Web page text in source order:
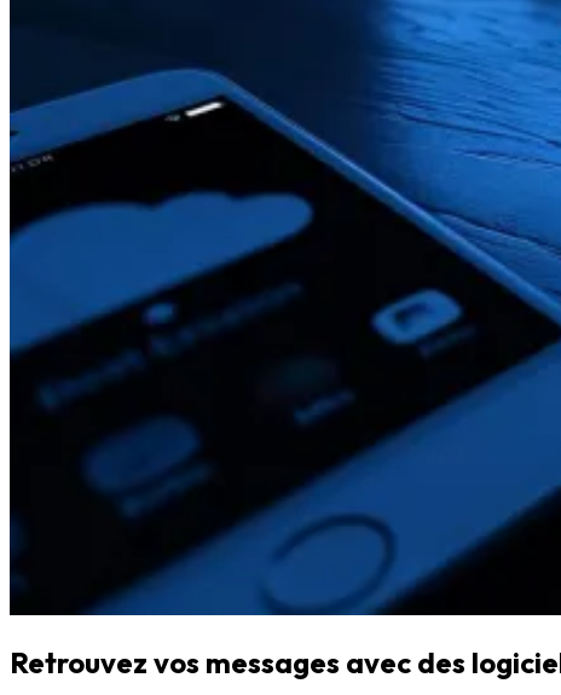
Retrouvez vos messages avec des